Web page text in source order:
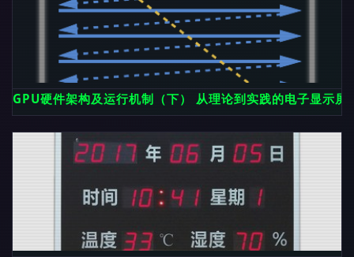
GPU硬件架构及运行机制（下） 从理论到实践的电子显示屏